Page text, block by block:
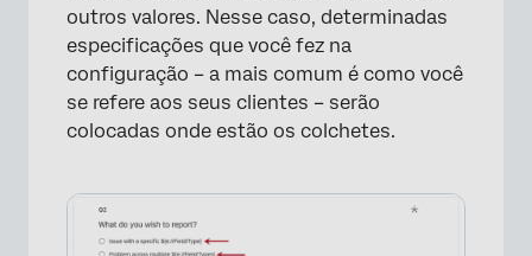
outros valores. Nesse caso, determinadas
especificações que você fez na
configuração – a mais comum é como você
se refere aos seus clientes – serão
colocadas onde estão os colchetes.